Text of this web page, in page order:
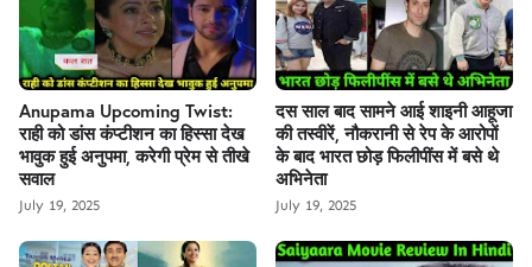
Anupama Upcoming Twist:
राही को डांस कंप्टीशन का हिस्सा देख
भावुक हुई अनुपमा, करेगी प्रेम से तीखे
सवाल
July 19, 2025
दस साल बाद सामने आई शाइनी आहूजा
की तस्वीरें, नौकरानी से रेप के आरोपों
के बाद भारत छोड़ फिलीपींस में बसे थे
अभिनेता
July 19, 2025